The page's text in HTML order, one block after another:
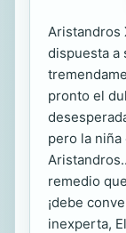
Aristandros
dispuesta a
pronto el
pero la niña
remedio
¡debe
inexperta,